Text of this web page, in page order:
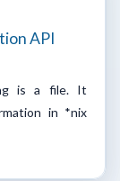
API
is a file. It
in *nix